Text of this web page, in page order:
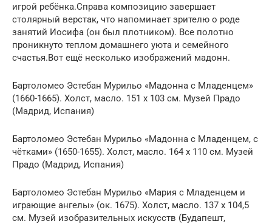
игрой ребёнка.Справа композицию завершает
столярный верстак, что напоминает зрителю о роде
занятий Иосифа (он был плотником). Все полотно
проникнуто теплом домашнего уюта и семейного
счастья.Вот ещё несколько изображений мадонн.
Бартоломео Эстебан Мурильо «Мадонна с Младенцем»
(1660-1665). Холст, масло. 151 x 103 cм. Музей Прадо
(Мадрид, Испания)
Бартоломео Эстебан Мурильо «Мадонна с Mладенцем, с
чётками» (1650-1655). Холст, масло. 164 x 110 cм. Музей
Прадо (Мадрид, Испания)
Бартоломео Эстебан Мурильо «Мария с Младенцем и
играющие ангелы» (ок. 1675). Холст, масло. 137 x 104,5
cм. Музей изобразительных искусств (Будапешт,